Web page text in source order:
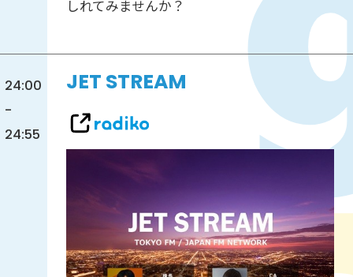
しれてみませんか？
24:00
-
24:55
JET STREAM